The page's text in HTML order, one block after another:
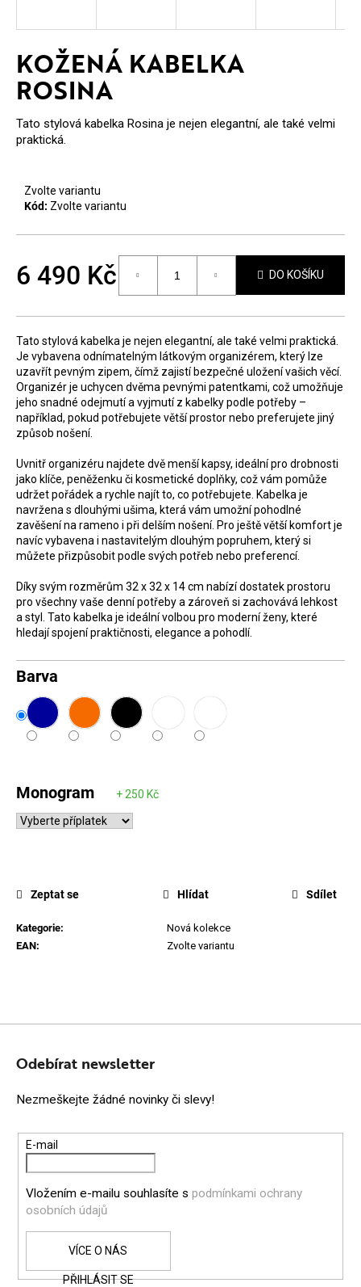
KOŽENÁ KABELKA
ROSINA
Tato stylová kabelka Rosina je nejen elegantní, ale také velmi
praktická.
Barva
Monogram
Zvolte variantu
Kód: Zvolte variantu
6 490 Kč DO KOŠÍKU
Tato stylová kabelka je nejen elegantní, ale také velmi praktická.
Je vybavena odnímatelným látkovým organizérem, který lze
uzavřít pevným zipem, čímž zajistí bezpečné uložení vašich věcí.
Organizér je uchycen dvěma pevnými patentkami, což umožňuje
jeho snadné odejmutí a vyjmutí z kabelky podle potřeby –
například, pokud potřebujete větší prostor nebo preferujete jiný
způsob nošení.
Uvnitř organizéru najdete dvě menší kapsy, ideální pro drobnosti
jako klíče, peněženku či kosmetické doplňky, což vám pomůže
udržet pořádek a rychle najít to, co potřebujete. Kabelka je
navržena s dlouhými ušima, která vám umožní pohodlné
zavěšení na rameno i při delším nošení. Pro ještě větší komfort je
navíc vybavena i nastavitelým dlouhým popruhem, který si
můžete přizpůsobit podle svých potřeb nebo preferencí.
Díky svým rozměrům 32 x 32 x 14 cm nabízí dostatek prostoru
pro všechny vaše denní potřeby a zároveň si zachovává lehkost
a styl. Tato kabelka je ideální volbou pro moderní ženy, které
hledají spojení praktičnosti, elegance a pohodlí.
Kategorie:
Nová kolekce
EAN: Zvolte variantu
Zeptat se Hlídat Sdílet
E
T
E
N
A
J
T
?
D
o
p
o
r
u
č
u
j
e
m
e
Z
Odebírat newsletter
Nezmeškejte žádné novinky či slevy!
E-mail
Vložením e-mailu souhlasíte s podmínkami ochrany
osobních údajů
PŘIHLÁSIT SE